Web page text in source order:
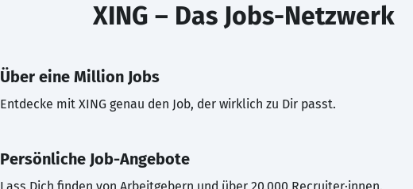
XING – Das Jobs-Netzwerk
Über eine Million Jobs
Entdecke mit XING genau den Job, der wirklich zu Dir passt.
Persönliche Job-Angebote